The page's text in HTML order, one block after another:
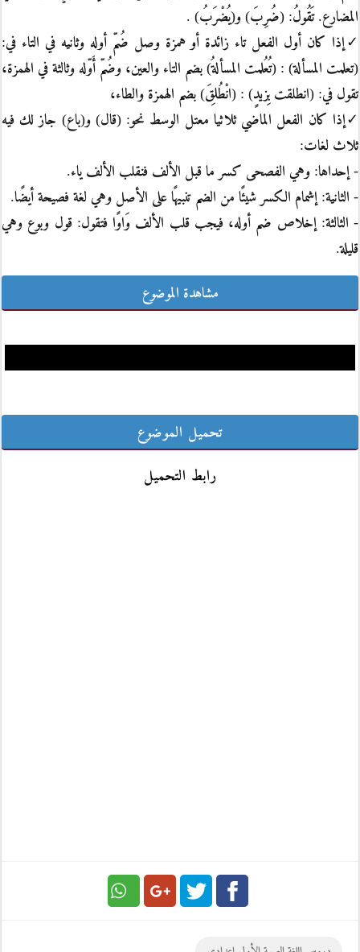
المضارع. تَقُولُ: (ضُرِبَ) و(يُضْرَبُ) .
✓إذا كان أول الفعل تاء زائدة أو همزة وصل ضُمّ أوله وثانيه في التاء في:
(تعلمت المسألة) : (تُعُلمت المسألةُ) بضم التاء والعين، وضُمّ أَوّله وثالثة في الهمزة،
تقول في: (انطلقت بِزيدٍ) : (انْطُلِقَ) بضم الهمزة والطاء،
✓إذا كان الفعل الماضي ثلاثيا معتل الوسط نحو: (قال) و(باع) جاز لك فيه
ثلاث لغات:
- إحداها: وهي الفصحى كسر ما قبل الألف فنقلب الألف ياء.
- الثانية: إشمام الكسر شيئًا من الضم تنبيهًا على الأصل وهي لغة فصيحة أيضًا.
- الثالثة: إخلاص ضم أوله، فيجب قلب الألف وَاوًا فتقول: قول وبوع وهي
قليلة.
مشاهدة الموضوع
تحميل الموضوع
رابط التحميل